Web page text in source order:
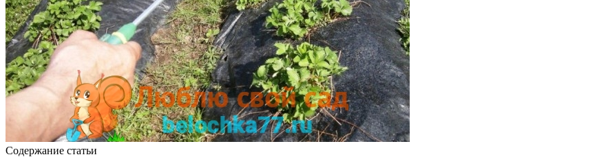
Содержание статьи